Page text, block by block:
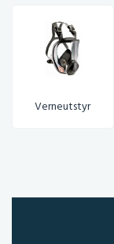
Verneutstyr